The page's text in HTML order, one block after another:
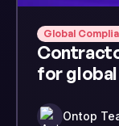
Global
for
Ontop